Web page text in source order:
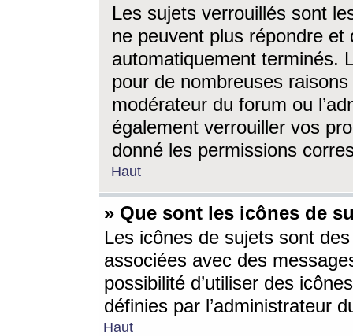
Les sujets verrouillés sont
ne peuvent plus répondre
automatiquement terminés.
pour de nombreuses
modérateur du forum ou
également verrouiller vos
donné les permissions
Haut
» Que sont les icônes de
Les icônes de sujets sont
associées avec des
possibilité d’utiliser des
définies par l’administrateur
Haut